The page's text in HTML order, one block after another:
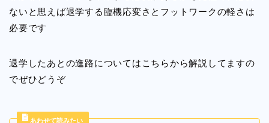
ないと思えば退学する臨機応変さとフットワークの軽さは
必要です
退学したあとの進路についてはこちらから解説してますの
でぜひどうぞ